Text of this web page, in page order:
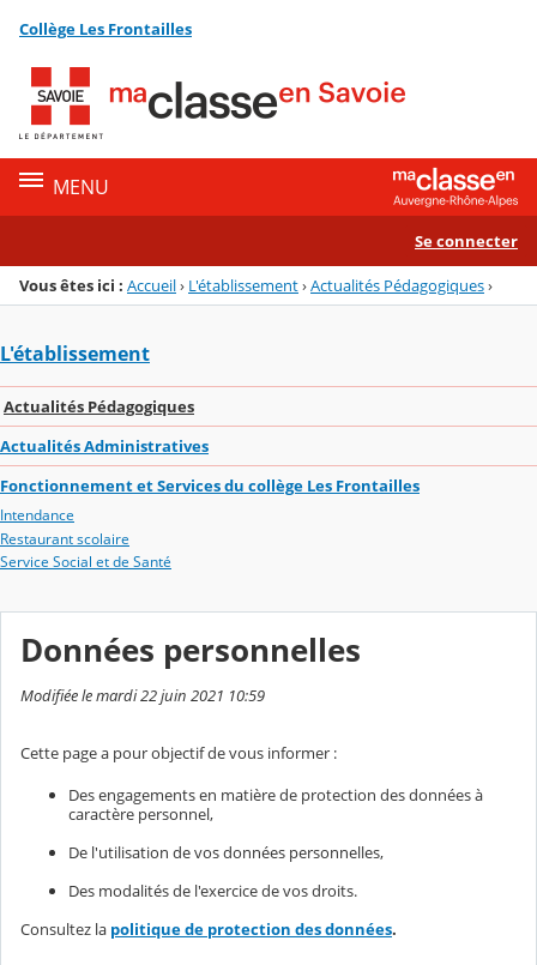
Menu de la rubrique
Contenu
Collège Les Frontailles
MENU
Se connecter
Vous êtes ici : Accueil› L'établissement›Actualités Pédagogiques›
L'établissement
Actualités Pédagogiques
Actualités Administratives
Fonctionnement et Services du collège Les Frontailles
Intendance
Restaurant scolaire
Service Social et de Santé
Données personnelles
Modifiée le mardi 22 juin 2021 10:59
Cette page a pour objectif de vous informer :
Des engagements en matière de protection des données à
caractère personnel,
De l'utilisation de vos données personnelles,
Des modalités de l'exercice de vos droits.
Consultez la politique de protection des données.